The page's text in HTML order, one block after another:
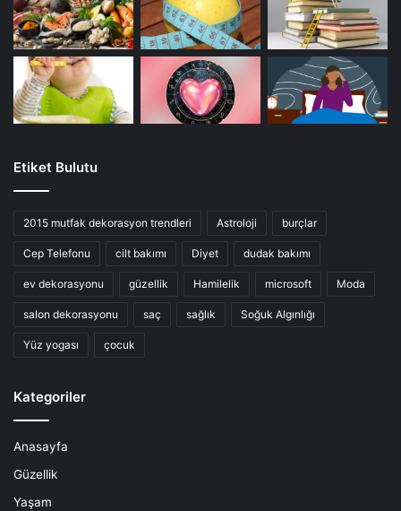
Etiket Bulutu
2015 mutfak dekorasyon trendleri Astroloji burçlar
Cep Telefonu cilt bakımı Diyet dudak bakımı
ev dekorasyonu güzellik Hamilelik microsoft Moda
salon dekorasyonu saç sağlık Soğuk Algınlığı
Yüz yogası çocuk
Kategoriler
Anasayfa
Güzellik
Yaşam